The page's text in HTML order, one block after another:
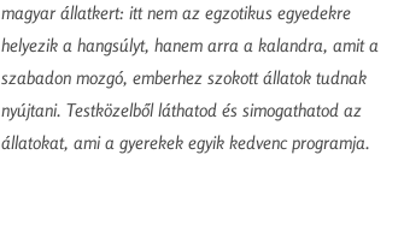
magyar állatkert: itt nem az egzotikus egyedekre
helyezik a hangsúlyt, hanem arra a kalandra, amit a
szabadon mozgó, emberhez szokott állatok tudnak
nyújtani. Testközelből láthatod és simogathatod az
állatokat, ami a gyerekek egyik kedvenc programja.